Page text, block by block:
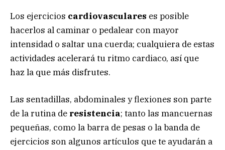
Los ejercicios cardiovasculares es posible
hacerlos al caminar o pedalear con mayor
intensidad o saltar una cuerda; cualquiera de estas
actividades acelerará tu ritmo cardiaco, así que
haz la que más disfrutes.
Las sentadillas, abdominales y flexiones son parte
de la rutina de resistencia; tanto las mancuernas
pequeñas, como la barra de pesas o la banda de
ejercicios son algunos artículos que te ayudarán a